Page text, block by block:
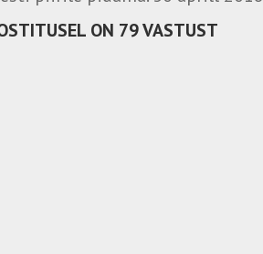
ON 79 VASTUST